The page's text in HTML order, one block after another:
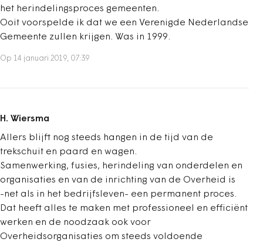
het herindelingsproces gemeenten.
Ooit voorspelde ik dat we een Verenigde Nederlandse
Gemeente zullen krijgen. Was in 1999.
Op 14 januari 2019, 07:39
H. Wiersma
Allers blijft nog steeds hangen in de tijd van de
trekschuit en paard en wagen.
Samenwerking, fusies, herindeling van onderdelen en
organisaties en van de inrichting van de Overheid is
-net als in het bedrijfsleven- een permanent proces.
Dat heeft alles te maken met professioneel en efficiënt
werken en de noodzaak ook voor
Overheidsorganisaties om steeds voldoende